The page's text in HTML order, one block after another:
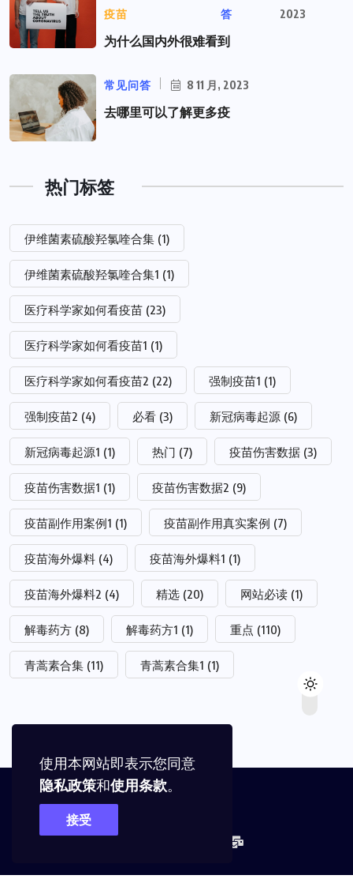
使用本网站即表示您同意
隐私政策和使用条款。
接受
疫苗
答
2023
为什么国内外很难看到
常见问答 8 11 月, 2023
去哪里可以了解更多疫
热门标签
伊维菌素硫酸羟氯喹合集 (1)
伊维菌素硫酸羟氯喹合集1 (1)
医疗科学家如何看疫苗 (23)
医疗科学家如何看疫苗1 (1)
医疗科学家如何看疫苗2 (22) 强制疫苗1 (1)
强制疫苗2 (4) 必看 (3) 新冠病毒起源 (6)
新冠病毒起源1 (1) 热门 (7) 疫苗伤害数据 (3)
疫苗伤害数据1 (1) 疫苗伤害数据2 (9)
疫苗副作用案例1 (1) 疫苗副作用真实案例 (7)
疫苗海外爆料 (4) 疫苗海外爆料1 (1)
疫苗海外爆料2 (4) 精选 (20) 网站必读 (1)
解毒药方 (8) 解毒药方1 (1) 重点 (110)
青蒿素合集 (11) 青蒿素合集1 (1)